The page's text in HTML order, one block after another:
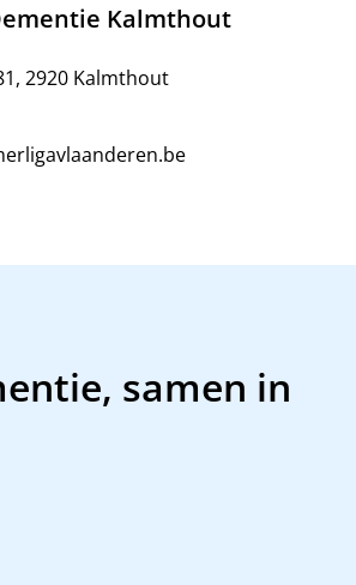
Kalmthout
2920 Kalmthout
samen in